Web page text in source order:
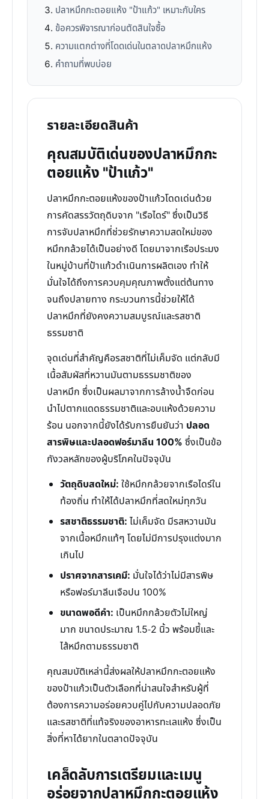
ปลาหมึกกะตอยแห้ง "ป้าแก้ว" เหมาะกับใคร
ข้อควรพิจารณาก่อนตัดสินใจซื้อ
ความแตกต่างที่โดดเด่นในตลาดปลาหมึกแห้ง
คำถามที่พบบ่อย
รายละเอียดสินค้า
คุณสมบัติเด่นของปลาหมึกกะ
ตอยแห้ง "ป้าแก้ว"
ปลาหมึกกะตอยแห้งของป้าแก้วโดดเด่นด้วย
การคัดสรรวัตถุดิบจาก "เรือไดร์" ซึ่งเป็นวิธี
การจับปลาหมึกที่ช่วยรักษาความสดใหม่ของ
หมึกกล้วยได้เป็นอย่างดี โดยมาจากเรือประมง
ในหมู่บ้านที่ป้าแก้วดำเนินการผลิตเอง ทำให้
มั่นใจได้ถึงการควบคุมคุณภาพตั้งแต่ต้นทาง
จนถึงปลายทาง กระบวนการนี้ช่วยให้ได้
ปลาหมึกที่ยังคงความสมบูรณ์และรสชาติ
ธรรมชาติ
จุดเด่นที่สำคัญคือรสชาติที่ไม่เค็มจัด แต่กลับมี
เนื้อสัมผัสที่หวานมันตามธรรมชาติของ
ปลาหมึก ซึ่งเป็นผลมาจากการล้างน้ำจืดก่อน
นำไปตากแดดธรรมชาติและอบแห้งด้วยความ
ร้อน นอกจากนี้ยังได้รับการยืนยันว่า ปลอด
สารพิษและปลอดฟอร์มาลีน 100% ซึ่งเป็นข้อ
กังวลหลักของผู้บริโภคในปัจจุบัน
วัตถุดิบสดใหม่: ใช้หมึกกล้วยจากเรือไดร์ใน
ท้องถิ่น ทำให้ได้ปลาหมึกที่สดใหม่ทุกวัน
รสชาติธรรมชาติ: ไม่เค็มจัด มีรสหวานมัน
จากเนื้อหมึกแท้ๆ โดยไม่มีการปรุงแต่งมาก
เกินไป
ปราศจากสารเคมี: มั่นใจได้ว่าไม่มีสารพิษ
หรือฟอร์มาลีนเจือปน 100%
ขนาดพอดีคำ: เป็นหมึกกล้วยตัวไม่ใหญ่
มาก ขนาดประมาณ 1.5-2 นิ้ว พร้อมขี้และ
ไส้หมึกตามธรรมชาติ
คุณสมบัติเหล่านี้ส่งผลให้ปลาหมึกกะตอยแห้ง
ของป้าแก้วเป็นตัวเลือกที่น่าสนใจสำหรับผู้ที่
ต้องการความอร่อยควบคู่ไปกับความปลอดภัย
และรสชาติที่แท้จริงของอาหารทะเลแห้ง ซึ่งเป็น
สิ่งที่หาได้ยากในตลาดปัจจุบัน
เคล็ดลับการเตรียมและเมนู
อร่อยจากปลาหมึกกะตอยแห้ง